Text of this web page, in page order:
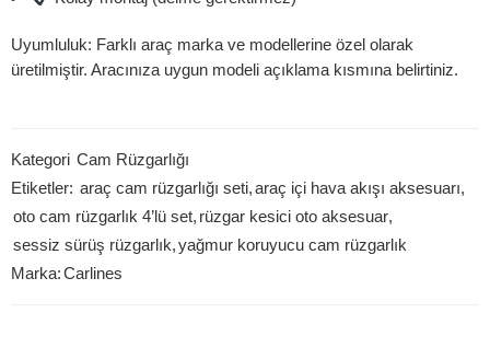
Uyumluluk: Farklı araç marka ve modellerine özel olarak
üretilmiştir. Aracınıza uygun modeli açıklama kısmına belirtiniz.
Kategori Cam Rüzgarlığı
Etiketler: araç cam rüzgarlığı seti,araç içi hava akışı aksesuarı,
oto cam rüzgarlık 4’lü set, rüzgar kesici oto aksesuar,
sessiz sürüş rüzgarlık,yağmur koruyucu cam rüzgarlık
Marka:Carlines